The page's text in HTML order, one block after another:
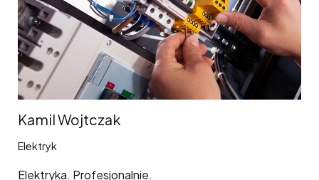
Kamil Wojtczak
Elektryk
Elektryka. Profesjonalnie.